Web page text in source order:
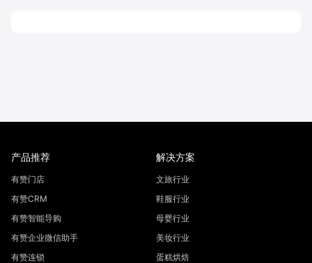
产品推荐
有赞门店
有赞CRM
有赞智能导购
有赞企业微信助手
有赞连锁
解决方案
文旅行业
鞋服行业
母婴行业
美妆行业
蛋糕烘焙